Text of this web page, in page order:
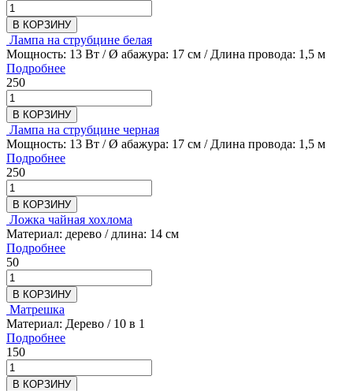
В КОРЗИНУ
Лампа на струбцине белая
Мощность: 13 Вт / Ø абажура: 17 см / Длина провода: 1,5 м
Подробнее
250
В КОРЗИНУ
Лампа на струбцине черная
Мощность: 13 Вт / Ø абажура: 17 см / Длина провода: 1,5 м
Подробнее
250
В КОРЗИНУ
Ложка чайная хохлома
Материал: дерево / длина: 14 см
Подробнее
50
В КОРЗИНУ
Матрешка
Материал: Дерево / 10 в 1
Подробнее
150
В КОРЗИНУ